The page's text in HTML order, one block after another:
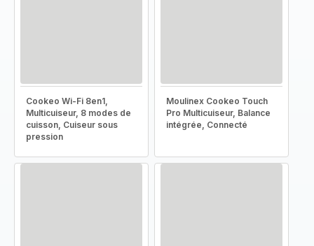
Cookeo Wi-Fi 8en1,
Multicuiseur, 8 modes de
cuisson, Cuiseur sous
pression
Moulinex Cookeo Touch
Pro Multicuiseur, Balance
intégrée, Connecté